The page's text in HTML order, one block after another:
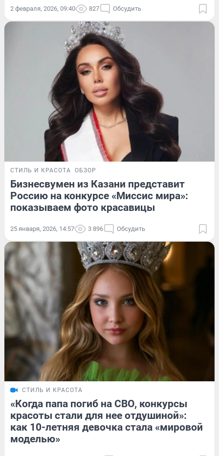
2 февраля, 2026, 09:40 827 Обсудить
СТИЛЬ И КРАСОТА ОБЗОР
Бизнесвумен из Казани представит
Россию на конкурсе «Миссис мира»:
показываем фото красавицы
25 января, 2026, 14:57 3 896 Обсудить
СТИЛЬ И КРАСОТА
«Когда папа погиб на СВО, конкурсы
красоты стали для нее отдушиной»:
как 10-летняя девочка стала «мировой
моделью»